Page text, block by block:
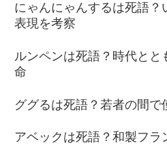
にゃんにゃんするは死語？
表現を考察
ルンペンは死語？時代とと
命
ググるは死語？若者の間で
アベックは死語？和製フラ